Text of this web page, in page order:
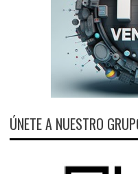
ÚNETE A NUESTRO